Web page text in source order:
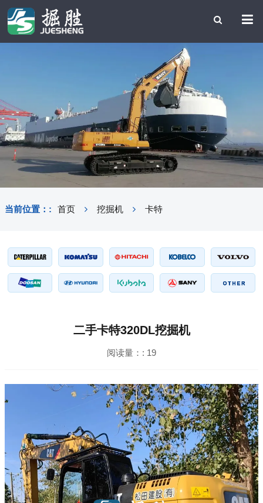
当前位置：: 首页 挖掘机 卡特
二手卡特320DL挖掘机
阅读量：: 19